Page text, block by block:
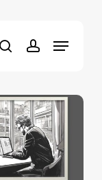
searchaccount
MenuClose